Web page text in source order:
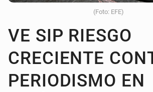
(Foto: EFE)
VE SIP RIESGO
CRECIENTE
PERIODISMO EN